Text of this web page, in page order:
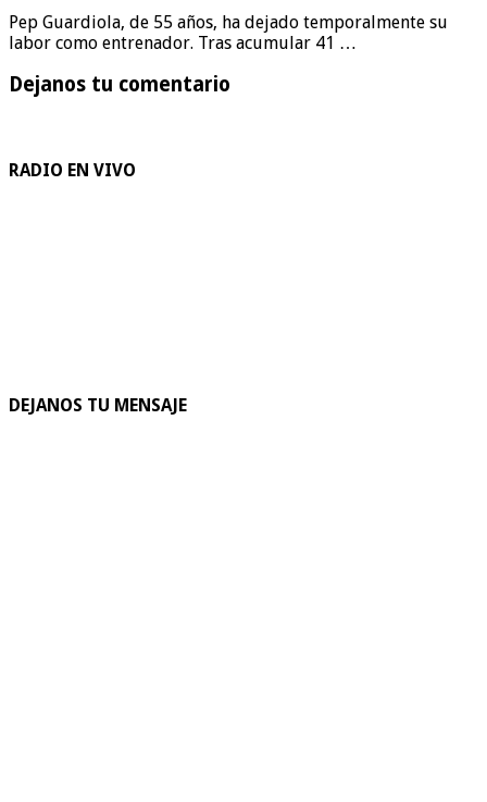
Pep Guardiola, de 55 años, ha dejado temporalmente su
labor como entrenador. Tras acumular 41 …
Dejanos tu comentario
RADIO EN VIVO
DEJANOS TU MENSAJE